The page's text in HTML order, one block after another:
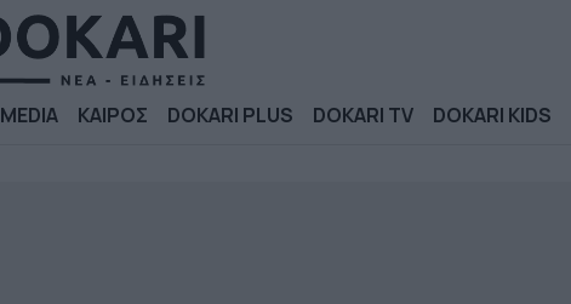
MEDIA ΚΑΙΡΟΣ DOKARI PLUS DOKARI TV DOKARI KIDS